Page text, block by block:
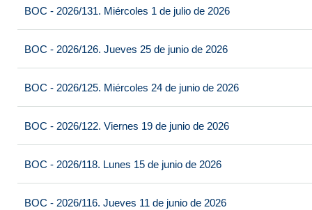
BOC - 2026/131. Miércoles 1 de julio de 2026
BOC - 2026/126. Jueves 25 de junio de 2026
BOC - 2026/125. Miércoles 24 de junio de 2026
BOC - 2026/122. Viernes 19 de junio de 2026
BOC - 2026/118. Lunes 15 de junio de 2026
BOC - 2026/116. Jueves 11 de junio de 2026